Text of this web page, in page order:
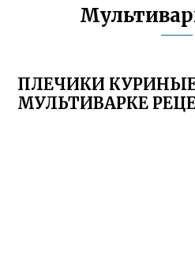
ПЛЕЧИКИ
МУЛЬТИВАРКЕ